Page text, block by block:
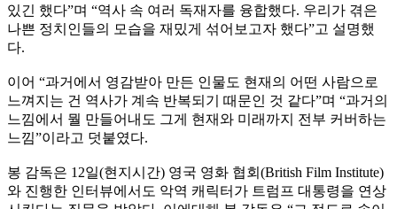
있긴 했다”며 “역사 속 여러 독재자를 융합했다. 우리가 겪은
나쁜 정치인들의 모습을 재밌게 섞어보고자 했다”고 설명했
다.
이어 “과거에서 영감받아 만든 인물도 현재의 어떤 사람으로
느껴지는 건 역사가 계속 반복되기 때문인 것 같다”며 “과거의
느낌에서 뭘 만들어내도 그게 현재와 미래까지 전부 커버하는
느낌”이라고 덧붙였다.
봉 감독은 12일(현지시간) 영국 영화 협회(British Film Institute)
와 진행한 인터뷰에서도 악역 캐릭터가 트럼프 대통령을 연상